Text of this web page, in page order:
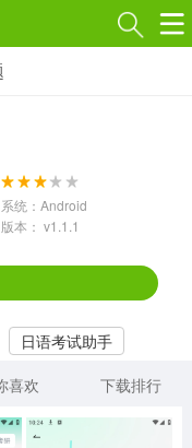
冒险解谜
568款应用
系统：Android
版本： v1.1.1
日语考试助手
喜欢 下载排行